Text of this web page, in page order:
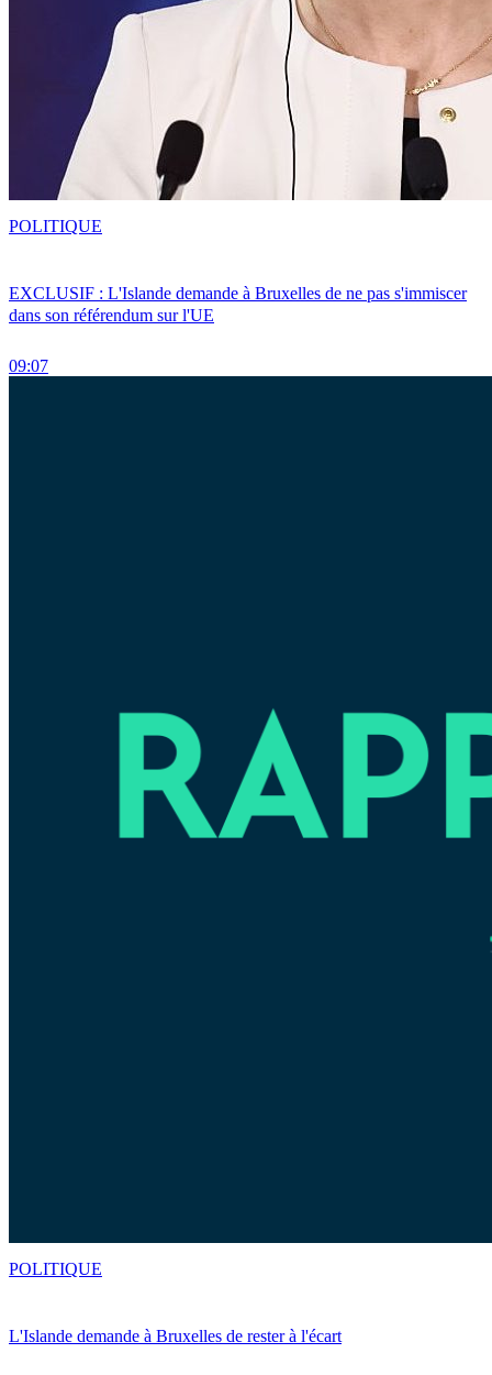
EXCLUSIF : L'Islande demande à Bruxelles de ne pas s'immiscer
dans son référendum sur l'UE
09:07
POLITIQUE
L'Islande demande à Bruxelles de rester à l'écart
POLITIQUE